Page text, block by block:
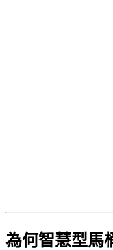
為何智慧型馬